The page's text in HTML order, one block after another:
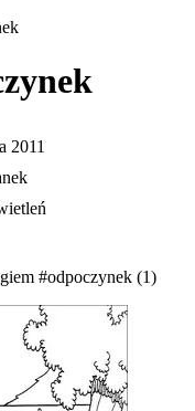
2011
#odpoczynek (1)